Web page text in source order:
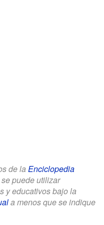
de la Enciclopedia
puede utilizar
y educativos bajo la
a menos que se indique